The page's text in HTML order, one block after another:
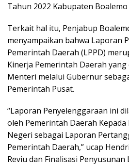
Tahun 2022 Kabupaten
Terkait hal itu, Penjabup
menyampaikan bahwa Laporan
Pemerintah Daerah (LPPD)
Kinerja Pemerintah Daerah
Menteri melalui Gubernur
Pemerintah Pusat.
“Laporan Penyelenggaraan ini
oleh Pemerintah Daerah
Negeri sebagai Laporan
Pemerintah Daerah,” ucap
Reviu dan Finalisasi Penyusunan